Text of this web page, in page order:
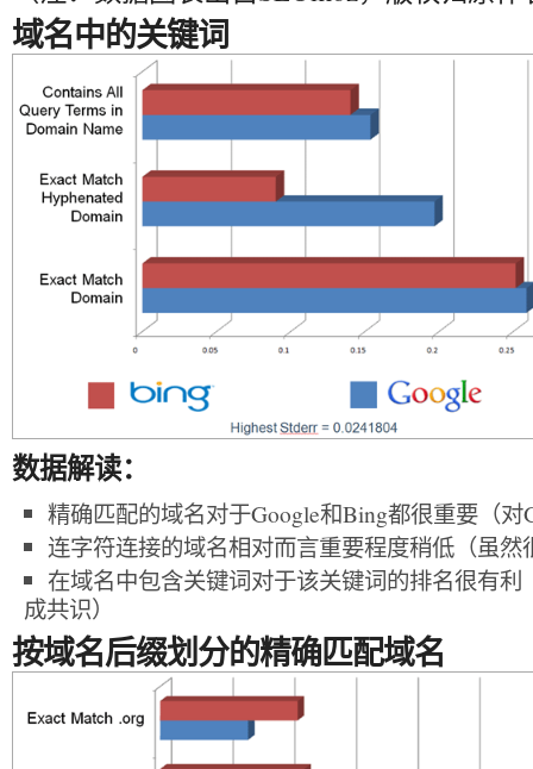
域名中的关键词
数据解读：
精确匹配的域名对于Google和Bing都很重要（
连字符连接的域名相对而言重要程度稍低（虽然
在域名中包含关键词对于该关键词的排名很有
成共识）
按域名后缀划分的精确匹配域名